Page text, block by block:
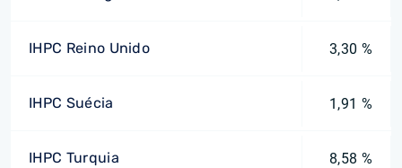
IHPC Reino Unido 3,30 %
IHPC Suécia 1,91 %
IHPC Turquia 8,58 %